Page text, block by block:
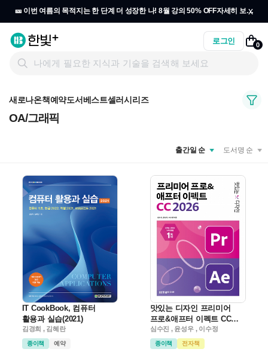
🎫 이번 여름의 목적지는 한 단계 더 성장한 나! 8월 강의 50% OFF자세히 보기
x
로그인 0
새로나온책예약도서베스트셀러시리즈
OA/그래픽
도서명 순
출간일 순
IT CookBook, 컴퓨터
활용과 실습(2021)
김경희 , 김혜란
종이책 예약
맛있는 디자인 프리미어
프로&애프터 이펙트 CC
2026
심수진 , 윤성우 , 이수정
종이책 전자책